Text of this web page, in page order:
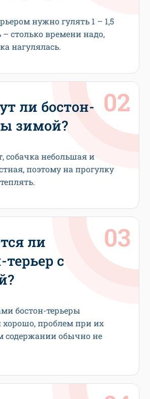
нужно гулять 1 – 1,5
– столько времени надо,
нагулялась.
ли бостон-
зимой?
собачка небольшая и
поэтому на прогулку
ли
терьер с
бостон-терьеры
проблем при их
содержании обычно не